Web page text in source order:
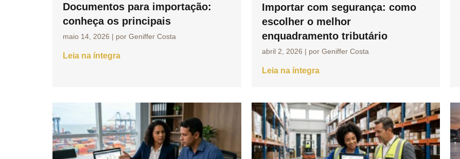
Documentos para importação:
conheça os principais
maio 14, 2026 | por Geniffer Costa
Leia na íntegra
Importar com segurança: como
escolher o melhor
enquadramento tributário
abril 2, 2026 | por Geniffer Costa
Leia na íntegra